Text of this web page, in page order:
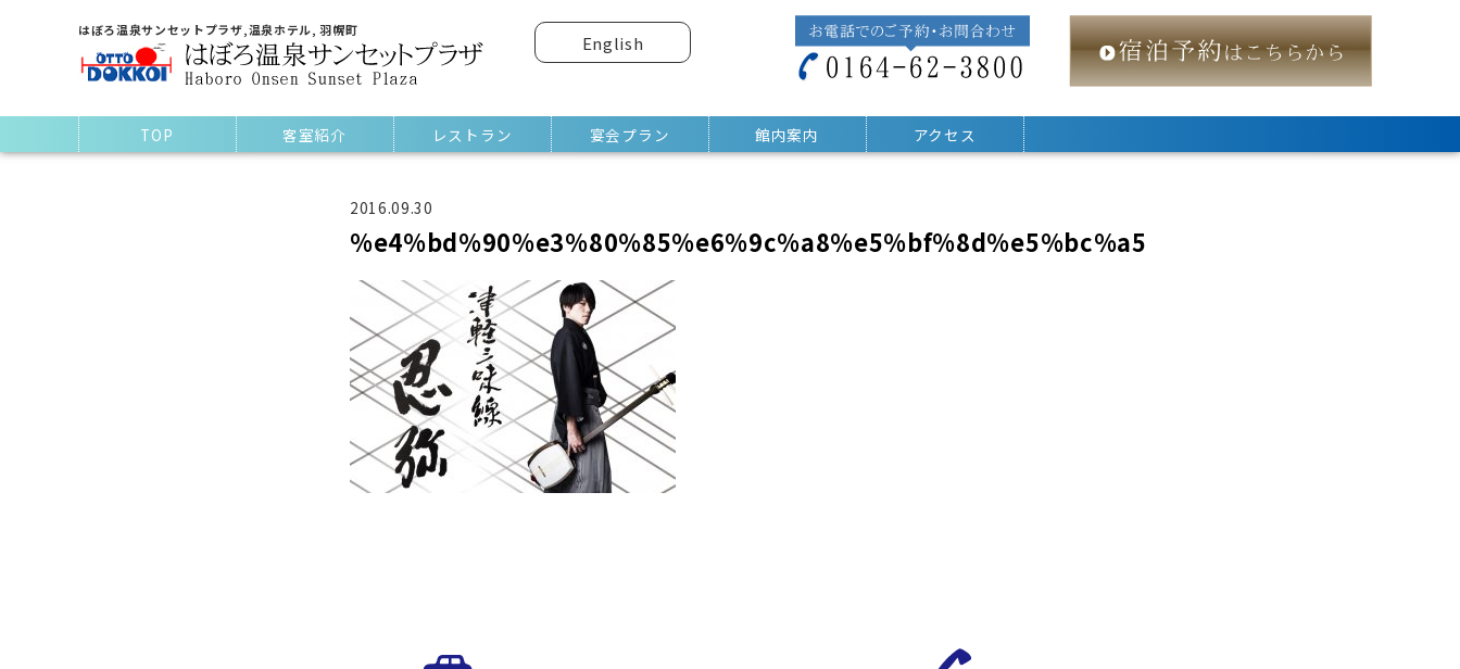
はぼろ温泉サンセットプラザ,温泉ホテル, 羽幌町
English
TOP 客室紹介 レストラン 宴会プラン 館内案内 アクセス
2016.09.30
%e4%bd%90%e3%80%85%e6%9c%a8%e5%bf%8d%e5%bc%a5